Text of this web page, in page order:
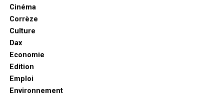
Cinéma
Corrèze
Culture
Dax
Economie
Edition
Emploi
Environnement